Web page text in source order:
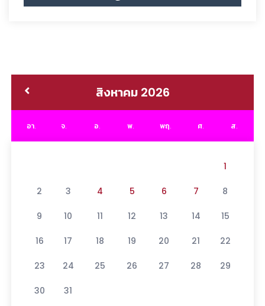
สิงหาคม 2026
อา. จ. อ. พ. พฤ. ศ. ส.
1
2 3 4 5 6 7 8
9 10 11 12 13 14 15
16 17 18 19 20 21 22
23 24 25 26 27 28 29
30 31